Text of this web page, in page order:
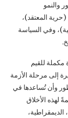
والنمو
المعتقد)،
وفي السياسة
مكملة للقيم
إلى مرحلة الأزمة
وأن تُساعدها في
لهذه الأخلاق
الديمقراطية،